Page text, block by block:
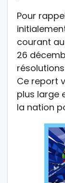
Pour
courant
26
Ce report
plus large
la nation